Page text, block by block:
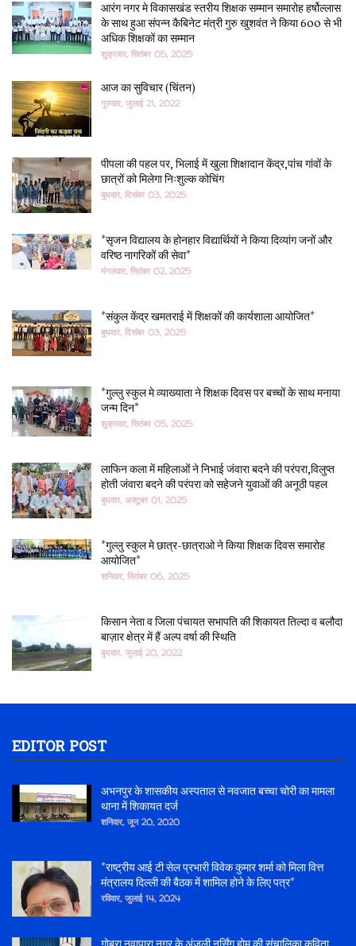
आरंग नगर मे विकासखंड स्तरीय शिक्षक सम्मान समारोह हर्षोल्लास
के साथ हुआ संपन्न कैबिनेट मंत्री गुरु खुशवंत ने किया 600 से भी
अधिक शिक्षकों का सम्मान
शुक्रवार, सितंबर 05, 2025
आज का सुविचार (चिंतन)
गुरुवार, जुलाई 21, 2022
पीपला की पहल पर, भिलाई में खुला शिक्षादान केंद्र,पांच गांवों के
छात्रों को मिलेगा निःशुल्क कोचिंग
बुधवार, दिसंबर 03, 2025
*सृजन विद्यालय के होनहार विद्यार्थियों ने किया दिव्यांग जनों और
वरिष्ठ नागरिकों की सेवा*
मंगलवार, सितंबर 02, 2025
*संकुल केंद्र खमतराई में शिक्षकों की कार्यशाला आयोजित*
बुधवार, दिसंबर 03, 2025
*गुल्लु स्कुल मे व्याख्याता ने शिक्षक दिवस पर बच्चों के साथ मनाया
जन्म दिन*
शुक्रवार, सितंबर 05, 2025
लाफिन कला में महिलाओं ने निभाई जंवारा बदने की परंपरा,विलुप्त
होती जंवारा बदने की परंपरा को सहेजने युवाओं की अनूठी पहल
बुधवार, अक्टूबर 01, 2025
*गुल्लु स्कुल मे छात्र-छात्राओ ने किया शिक्षक दिवस समारोह
आयोजित*
शनिवार, सितंबर 06, 2025
किसान नेता व जिला पंचायत सभापति की शिकायत तिल्दा व बलौदा
बाज़ार क्षेत्र में हैं अल्प वर्षा की स्थिति
बुधवार, जुलाई 20, 2022
EDITOR POST
अभनपुर के शासकीय अस्पताल से नवजात बच्चा चोरी का मामला
थाना में शिकायत दर्ज
शनिवार, जून 20, 2020
*राष्ट्रीय आई टी सेल प्रभारी विवेक कुमार शर्मा को मिला वित्त
मंत्रालय दिल्ली की बैठक में शामिल होने के लिए पत्र*
रविवार, जुलाई 14, 2024